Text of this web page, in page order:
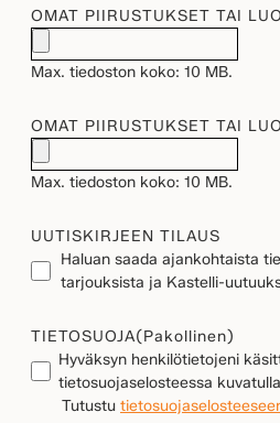
OMAT PIIRUSTUKSET TAI
Max. tiedoston koko: 10 MB.
OMAT PIIRUSTUKSET TAI
Max. tiedoston koko: 10 MB.
UUTISKIRJEEN TILAUS
Haluan saada ajankohtaista
tarjouksista ja Kastelli-
TIETOSUOJA(Pakollinen)
Hyväksyn henkilötietojeni
tietosuojaselosteessa
Tutustu